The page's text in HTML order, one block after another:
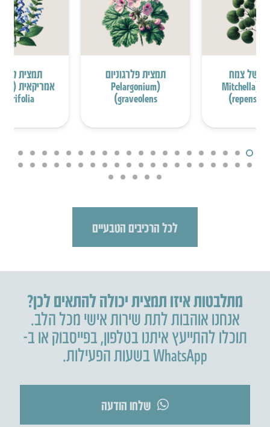
של צמח
המיצ’לה (Mitchella
repens
תמצית פלרגוניום
(Pelargonium
graveolens)
תמצית
לכל הרכיבים הטבעיים
מתלבטות איזו תמצית יכולה להתאים לכן?
אנחנו אוהבות לתת שירות אישי מכל הלב.
תוכלו להתייעץ איתנו בטלפון,בפייסבוק או ב-
WhatsApp בשעות הפעילות.
שלחו הודעה